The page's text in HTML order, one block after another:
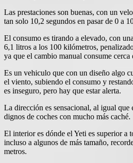
Las prestaciones son buenas, con un
tan solo 10,2 segundos en pasar de 0 a
El consumo es tirando a elevado, con
6,1 litros a los 100 kilómetros,
ya que el cambio manual consume cerca
Es un vehiculo que con un diseño algo
el viento, subiendo el consumo y
es inseguro, pero hay que estar alerta.
La dirección es sensacional, al igual que
dignos de coches con mucho más caché.
El interior es dónde el Yeti es superior a
incluso a algunos de más tamaño,
metros.